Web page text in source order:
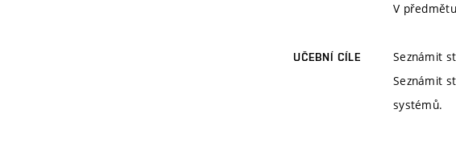
V
UČEBNÍ CÍLE
Seznámit
Seznámit
systémů.